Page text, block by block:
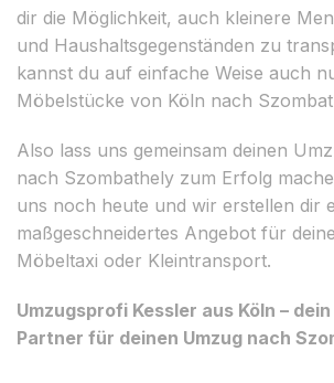
dir die Möglichkeit, auch kleinere
und Haushaltsgegenständen zu
kannst du auf einfache Weise auch
Möbelstücke von Köln nach
Also lass uns gemeinsam deinen
nach Szombathely zum Erfolg
uns noch heute und wir erstellen dir
maßgeschneidertes Angebot für
Möbeltaxi oder Kleintransport.
Umzugsprofi Kessler aus Köln –
Partner für deinen Umzug nach